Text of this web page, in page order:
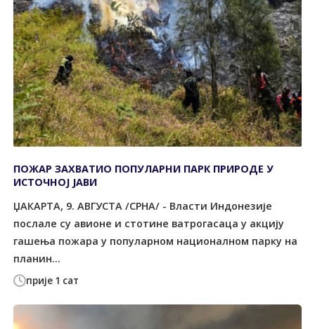
прије 1 сат
ПОЖАР ЗАХВАТИО ПОПУЛАРНИ ПАРК ПРИРОДЕ У
ИСТОЧНОЈ ЈАВИ
ЏАКАРТА, 9. АВГУСТА /СРНА/ - Власти Индонезије
послале су авионе и стотине ватрогасаца у акцију
гашења пожара у популарном националном парку на
планин...